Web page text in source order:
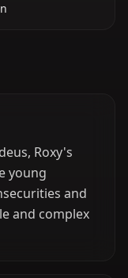
Roxy's
young
and
and complex